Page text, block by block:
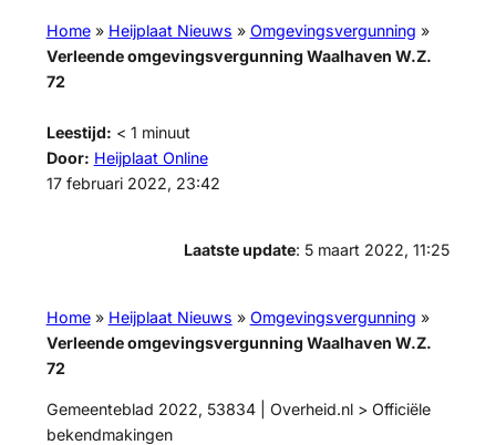
Home» Heijplaat Nieuws » Omgevingsvergunning »
Verleende omgevingsvergunning Waalhaven W.Z.
72
Leestijd: < 1 minuut
Door: Heijplaat Online
17 februari 2022, 23:42
Laatste update: 5 maart 2022, 11:25
Home» Heijplaat Nieuws » Omgevingsvergunning »
Verleende omgevingsvergunning Waalhaven W.Z.
72
Gemeenteblad 2022, 53834 | Overheid.nl > Officiële
bekendmakingen